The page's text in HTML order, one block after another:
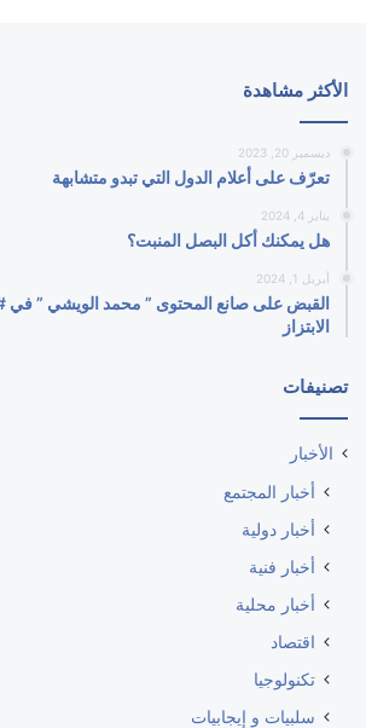
الأكثر مشاهدة
ديسمبر 20, 2023
تعرّف على أعلام الدول التي تبدو متشابهة
يناير 4, 2024
هل يمكنك أكل البصل المنبت؟
أبريل 1, 2024
القبض على صانع المحتوى ” محمد الويشي ” في
الابتزاز
تصنيفات
الأخبار
أخبار المجتمع
أخبار دولية
أخبار فنية
أخبار محلية
اقتصاد
تكنولوجيا
سلبيات و إيجابيات